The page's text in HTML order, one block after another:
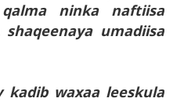
ninka naftiisa
umadiisa
kadib waxaa leeskula